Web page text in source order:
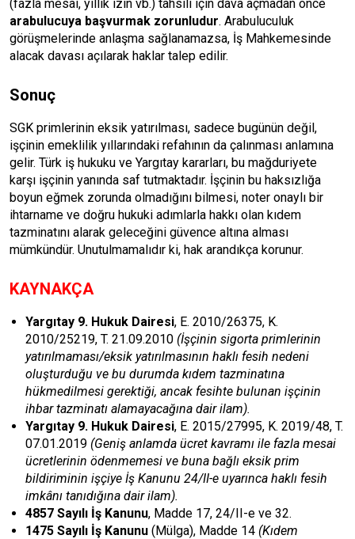
(fazla mesai, yıllık izin vb.) tahsili için dava açmadan önce
arabulucuya başvurmak zorunludur. Arabuluculuk
görüşmelerinde anlaşma sağlanamazsa, İş Mahkemesinde
alacak davası açılarak haklar talep edilir.
Sonuç
SGK primlerinin eksik yatırılması, sadece bugünün değil,
işçinin emeklilik yıllarındaki refahının da çalınması anlamına
gelir. Türk iş hukuku ve Yargıtay kararları, bu mağduriyete
karşı işçinin yanında saf tutmaktadır. İşçinin bu haksızlığa
boyun eğmek zorunda olmadığını bilmesi, noter onaylı bir
ihtarname ve doğru hukuki adımlarla hakkı olan kıdem
tazminatını alarak geleceğini güvence altına alması
mümkündür. Unutulmamalıdır ki, hak arandıkça korunur.
KAYNAKÇA
Yargıtay 9. Hukuk Dairesi, E. 2010/26375, K.
2010/25219, T. 21.09.2010 (İşçinin sigorta primlerinin
yatırılmaması/eksik yatırılmasının haklı fesih nedeni
oluşturduğu ve bu durumda kıdem tazminatına
hükmedilmesi gerektiği, ancak fesihte bulunan işçinin
ihbar tazminatı alamayacağına dair ilam).
Yargıtay 9. Hukuk Dairesi, E. 2015/27995, K. 2019/48, T.
07.01.2019 (Geniş anlamda ücret kavramı ile fazla mesai
ücretlerinin ödenmemesi ve buna bağlı eksik prim
bildiriminin işçiye İş Kanunu 24/II-e uyarınca haklı fesih
imkânı tanıdığına dair ilam).
4857 Sayılı İş Kanunu, Madde 17, 24/II-e ve 32.
1475 Sayılı İş Kanunu (Mülga), Madde 14 (Kıdem